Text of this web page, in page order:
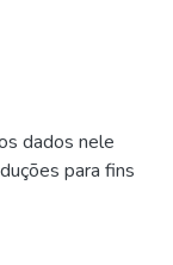
dados nele
para fins